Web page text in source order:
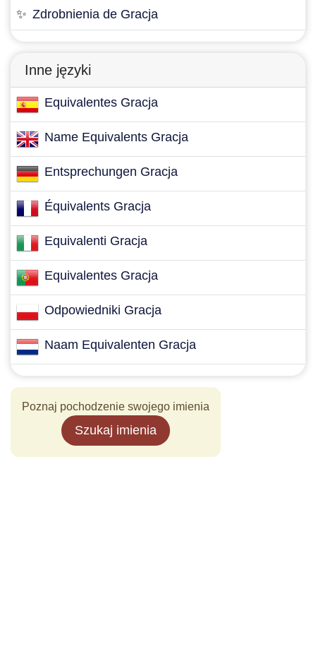
✨ Zdrobnienia de Gracja
Inne języki
Equivalentes Gracja
Name Equivalents Gracja
Entsprechungen Gracja
Équivalents Gracja
Equivalenti Gracja
Equivalentes Gracja
Odpowiedniki Gracja
Naam Equivalenten Gracja
Poznaj pochodzenie swojego imienia
Szukaj imienia